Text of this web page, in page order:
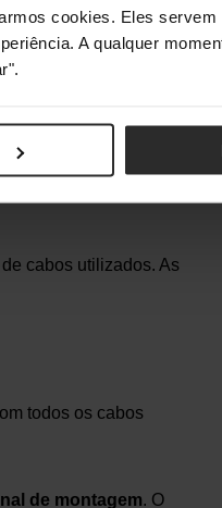
cookies. Eles servem
A qualquer
de alimentação. Os
Já as
cabos utilizados. As
todos os cabos
de montagem. O